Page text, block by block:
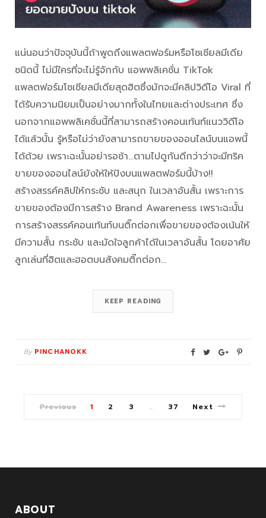
แน่นอนว่าปัจจุบันนี้ถ้าพูดถึงแพลตฟอร์มหรือโซเชียลมีเดีย
ชนิดนี้ ไม่มีใครที่จะไม่รู้จักกับ แอพพลิเคชั่น TikTok
แพลตฟอร์มโซเชียลมีเดียสุดฮิตซึ่งมักจะมีคลิปวิดีโอ Viral ที่
ได้รับความนิยมเป็นอย่างมากทั้งในไทยและต่างประเทศ ซึ่ง
นอกจากแอพพลิเคชั่นนี้ที่สามารถสร้างคอนเท้นท์แนววิดีโอ
ได้แล้วนั้น รู้หรือไม่ว่ายังสามารถขายของออนไลน์บนแอพนี้
ได้ด้วย เพราะฉะนั้นอย่ารอช้า…ตามไปดูกันดีกว่าว่าจะมีทริค
ขายของออนไลน์ยังให้ให้ปังบนแพลตฟอร์มนี้บ้าง!!
สร้างสรรค์คลิปให้กระชับ และสนุก ในเวลาอันสั้น เพราะการ
ขายของต้องมีการสร้าง Brand Awareness เพราะฉะนั้น
การสร้างสรรค์คอนเท้นท์บนติ๊กต่อกเพื่อขายของต้องเน้นให้
มีความสั้น กระชับ และมัดใจลูกค้าได้ในเวลาอันสั้น โดยอาศัย
ลูกเล่นที่ฮิตและฮอตบนสังคมติ๊กต่อก…
KEEP READING
By PINCHANOKK
Previous 1 2 3 … 37 Next
ABOUT